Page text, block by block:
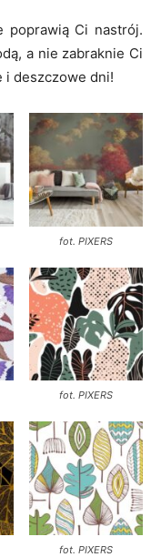
poprawią Ci nastrój.
a nie zabraknie Ci
i deszczowe dni!
fot. PIXERS
fot. PIXERS
fot. PIXERS